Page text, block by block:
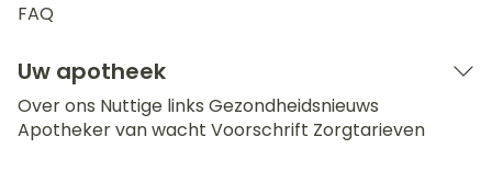
FAQ
Uw apotheek
Over ons Nuttige links Gezondheidsnieuws
Apotheker van wacht Voorschrift Zorgtarieven